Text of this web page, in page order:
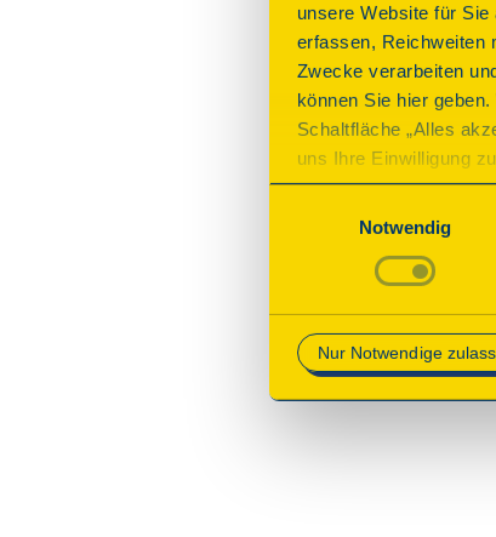
unsere Website für
erfassen, Reichweiten
Zwecke verarbeiten
können Sie hier
Schaltfläche „Alles
uns Ihre Einwilligung
des Onlineangebots
mit „Speichern“
Notwendig
Nur Notwendige